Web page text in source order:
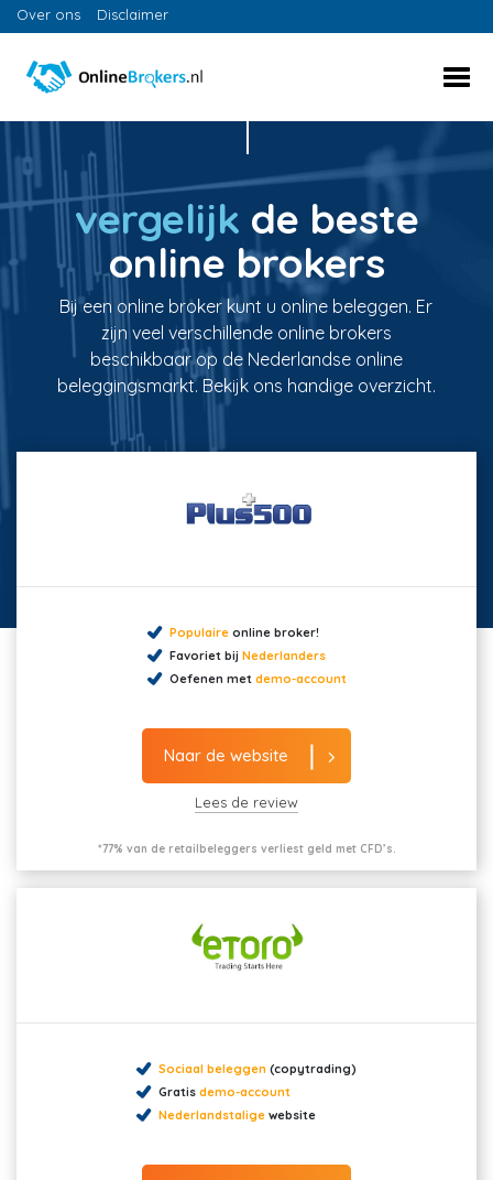
Over ons Disclaimer
vergelijk de beste
online brokers
Bij een online broker kunt u online beleggen. Er
zijn veel verschillende online brokers
beschikbaar op de Nederlandse online
beleggingsmarkt. Bekijk ons handige overzicht.
Populaireonline broker!
Favoriet bij Nederlanders
Oefenen met demo-account
Naar de website
Lees de review
*77% van de retailbeleggers verliest geld met CFD’s.
Sociaal beleggen (copytrading)
Gratis demo-account
Nederlandstalige website